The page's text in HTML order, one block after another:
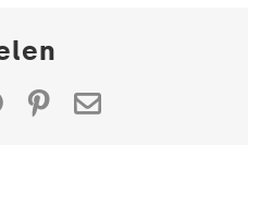
WhatsApp
Pinterest
E-